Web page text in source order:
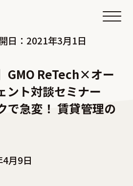
メニ
日：2021年3月1日
GMO ReTech×オー
ント対談セミナー
で急変！ 賃貸管理の
月9日